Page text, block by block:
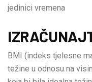
jedinici vremena
BMI (indeks tjelesne
težine u odnosu na